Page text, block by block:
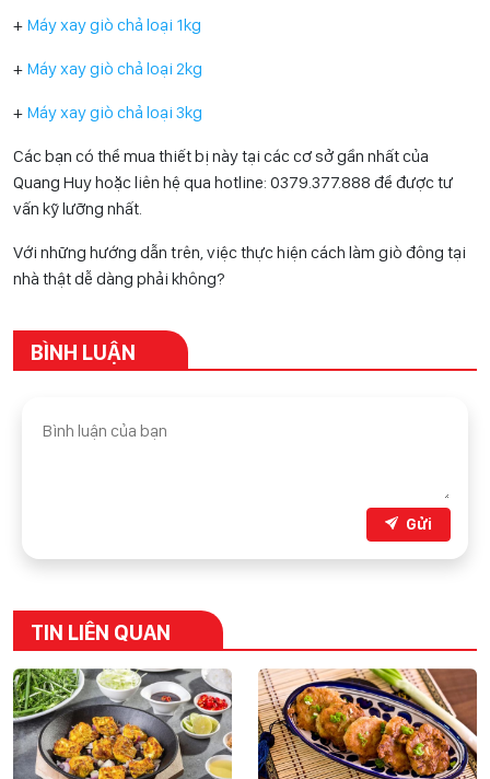
+ Máy xay giò chả loại 1kg
+ Máy xay giò chả loại 2kg
+ Máy xay giò chả loại 3kg
Các bạn có thể mua thiết bị này tại các cơ sở gần nhất của
Quang Huy hoặc liên hệ qua hotline: 0379.377.888 để được tư
vấn kỹ lưỡng nhất.
Với những hướng dẫn trên, việc thực hiện cách làm giò đông tại
nhà thật dễ dàng phải không?
BÌNH LUẬN
Gửi
TIN LIÊN QUAN